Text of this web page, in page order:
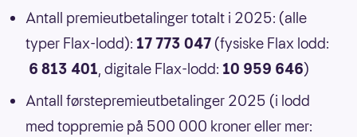
Antall premieutbetalinger totalt i 2025: (alle
typer Flax-lodd): 17 773 047 (fysiske Flax lodd:
6 813 401, digitale Flax-lodd: 10 959 646)
Antall førstepremieutbetalinger 2025 (i lodd
med toppremie på 500 000 kroner eller mer: